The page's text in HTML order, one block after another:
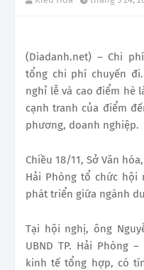
(Diadanh.net) – Chi
tổng chi phí chuyến
nghỉ lễ và cao điểm hè
cạnh tranh của điểm
phương, doanh nghiệp.
Chiều 18/11, Sở Văn
Hải Phòng tổ chức
phát triển giữa ngành
Tại hội nghị, ông
UBND TP. Hải Phòng
kinh tế tổng hợp, có